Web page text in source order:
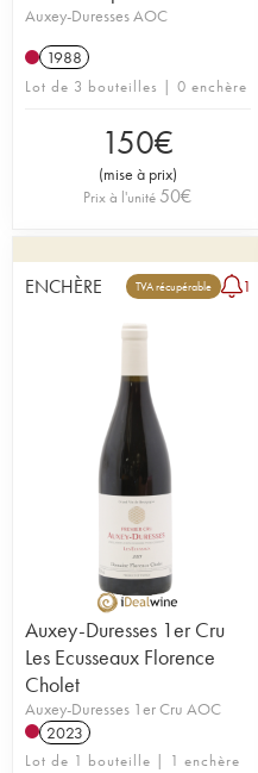
Auxey-Duresses AOC
1988
Lot de 3 bouteilles | 0 enchère
150€
(mise à prix)
Prix à l'unité 50€
ENCHÈRE TVA récupérable 1
Auxey-Duresses 1er Cru
Les Ecusseaux Florence
Cholet
Auxey-Duresses 1er Cru AOC
2023
Lot de 1 bouteille | 1 enchère